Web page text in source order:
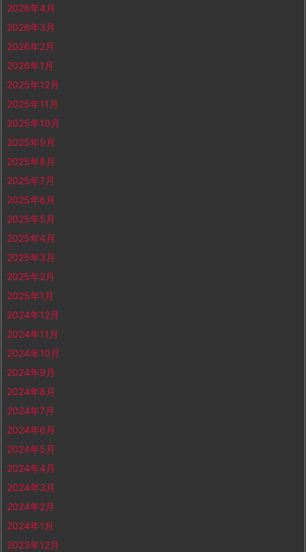
2026年4月
2026年3月
2026年2月
2026年1月
2025年12月
2025年11月
2025年10月
2025年9月
2025年8月
2025年7月
2025年6月
2025年5月
2025年4月
2025年3月
2025年2月
2025年1月
2024年12月
2024年11月
2024年10月
2024年9月
2024年8月
2024年7月
2024年6月
2024年5月
2024年4月
2024年3月
2024年2月
2024年1月
2023年12月